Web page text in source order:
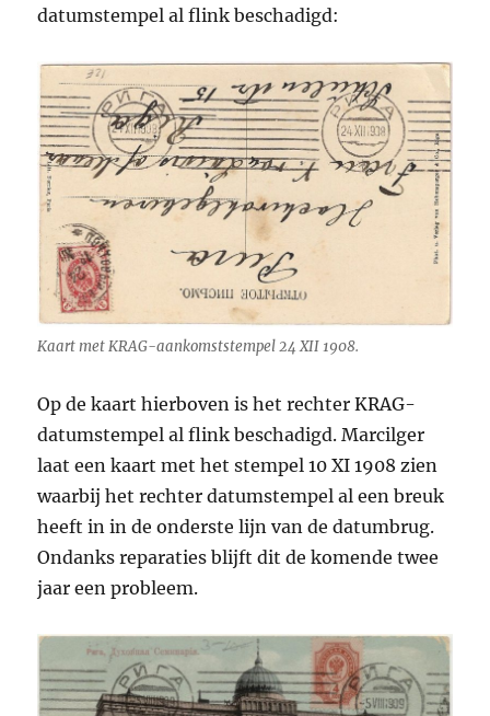
datumstempel al flink beschadigd:
Kaart met KRAG-aankomststempel 24 XII 1908.
Op de kaart hierboven is het rechter KRAG-
datumstempel al flink beschadigd. Marcilger
laat een kaart met het stempel 10 XI 1908 zien
waarbij het rechter datumstempel al een breuk
heeft in in de onderste lijn van de datumbrug.
Ondanks reparaties blijft dit de komende twee
jaar een probleem.